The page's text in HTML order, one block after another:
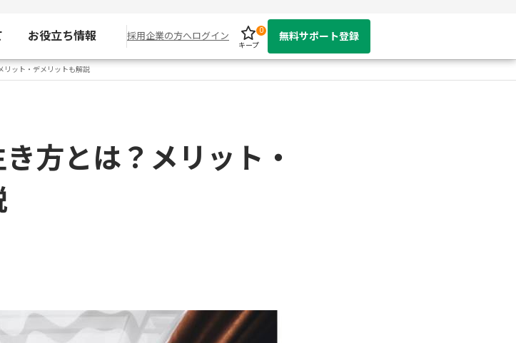
お役立ち情報 採用企業の方へログイン
キープ
0
無料サポート登録
リット・デメリットも解説
方とは？メリット・